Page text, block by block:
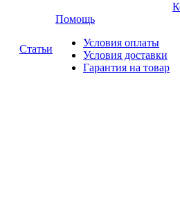
Статьи
Помощь
Условия оплаты
Условия доставки
Гарантия на товар